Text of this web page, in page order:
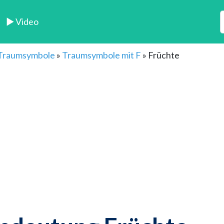
► Video
» Traumsymbole mit F » Früchte